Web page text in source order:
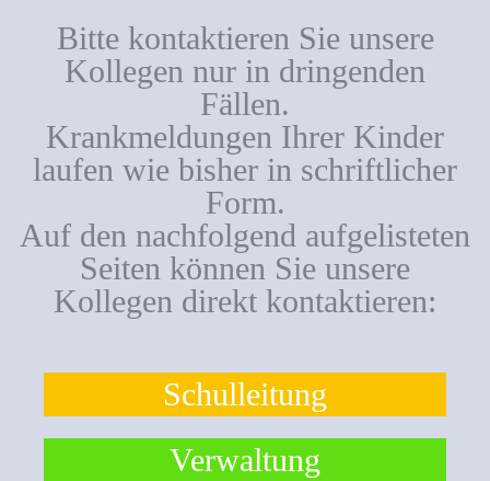
Bitte kontaktieren Sie unsere
Kollegen nur in dringenden
Fällen.
Krankmeldungen Ihrer Kinder
laufen wie bisher in schriftlicher
Form.
Auf den nachfolgend aufgelisteten
Seiten können Sie unsere
Kollegen direkt kontaktieren:
Schulleitung
Verwaltung